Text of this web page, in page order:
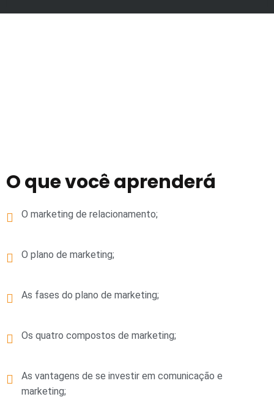
O que você aprenderá
O marketing de relacionamento;
O plano de marketing;
As fases do plano de marketing;
Os quatro compostos de marketing;
As vantagens de se investir em comunicação e
marketing;